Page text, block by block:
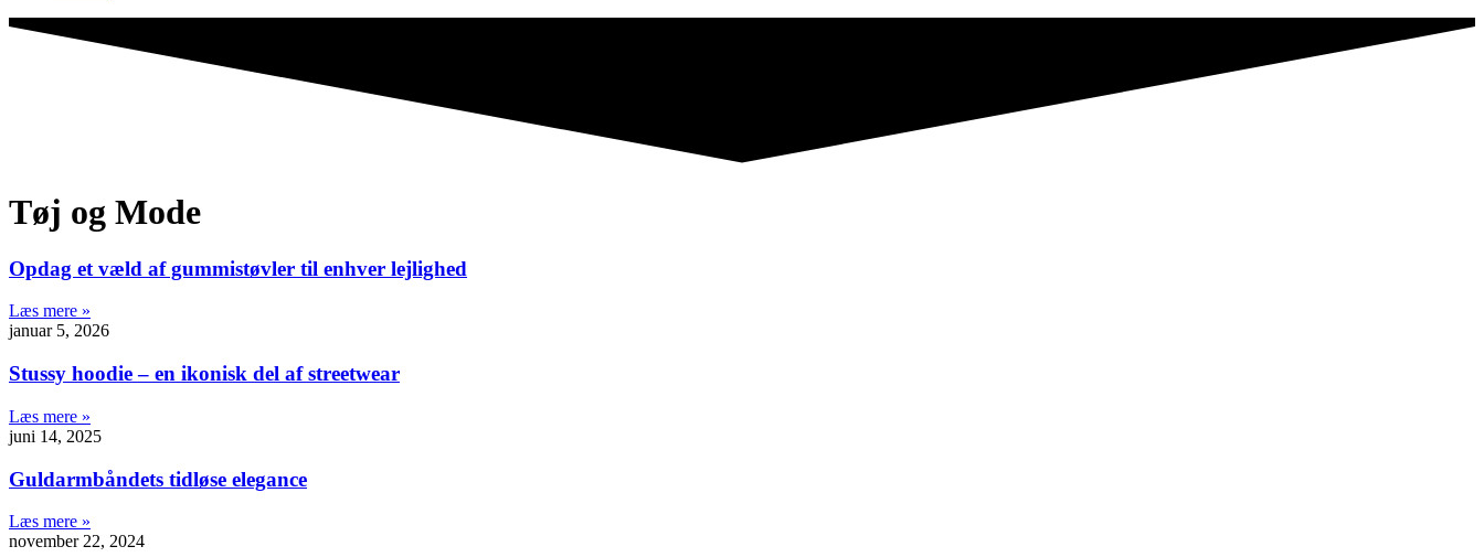
Tøj og Mode
Opdag et væld af gummistøvler til enhver lejlighed
Læs mere »
januar 5, 2026
Stussy hoodie – en ikonisk del af streetwear
Læs mere »
juni 14, 2025
Guldarmbåndets tidløse elegance
Læs mere »
november 22, 2024